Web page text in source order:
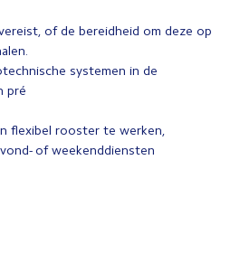
of de bereidheid om deze op
systemen in de
pré
flexibel rooster te werken,
of weekenddiensten